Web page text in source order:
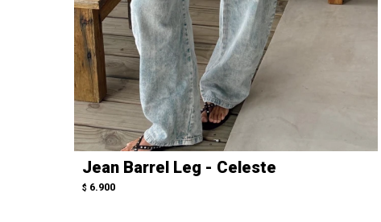
Jean Barrel Leg - Celeste
$ 6.900